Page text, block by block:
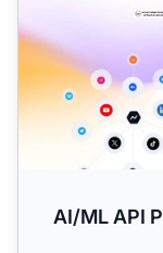
AI/ML API